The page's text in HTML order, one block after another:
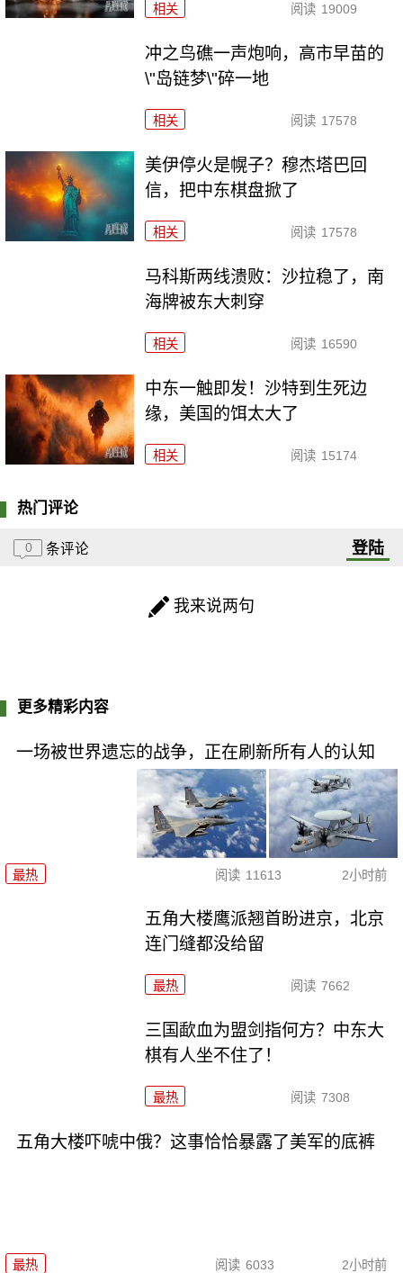
相关 阅读 19009
冲之鸟礁一声炮响，高市早苗的
\"岛链梦\"碎一地
相关 阅读 17578
美伊停火是幌子？穆杰塔巴回
信，把中东棋盘掀了
相关 阅读 17578
马科斯两线溃败：沙拉稳了，南
海牌被东大刺穿
相关 阅读 16590
中东一触即发！沙特到生死边
缘，美国的饵太大了
相关 阅读 15174
热门评论
0 条评论 登陆
我来说两句
更多精彩内容
一场被世界遗忘的战争，正在刷新所有人的认知
最热 阅读 11613 2小时前
五角大楼鹰派翘首盼进京，北京
连门缝都没给留
最热 阅读 7662
三国歃血为盟剑指何方？中东大
棋有人坐不住了！
最热 阅读 7308
五角大楼吓唬中俄？这事恰恰暴露了美军的底裤
最热 阅读 6033 2小时前